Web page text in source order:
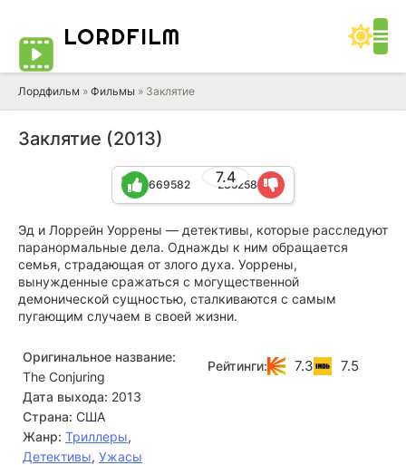
LORDFILM
Лордфильм » Фильмы » Заклятие
Заклятие (2013)
7.4
669582 235258
Эд и Лоррейн Уоррены — детективы, которые расследуют
паранормальные дела. Однажды к ним обращается
семья, страдающая от злого духа. Уоррены,
вынужденные сражаться с могущественной
демонической сущностью, сталкиваются с самым
пугающим случаем в своей жизни.
Оригинальное название:
The Conjuring
Дата выхода: 2013
Страна: США
Жанр: Триллеры,
Детективы, Ужасы
Рейтинги: 7.3 7.5